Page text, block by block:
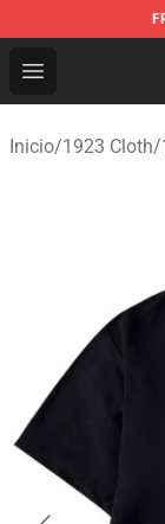
Open menu
1923 Shop
Inicio/1923 Cloth/